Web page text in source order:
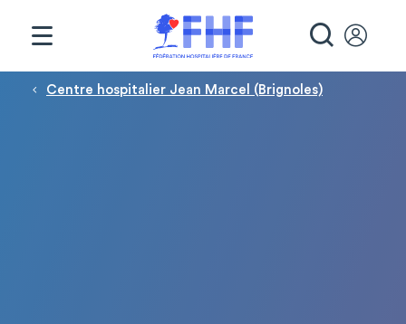
Fil d'Ariane
Centre hospitalier Jean Marcel (Brignoles)
Panneau de gestion des cookies